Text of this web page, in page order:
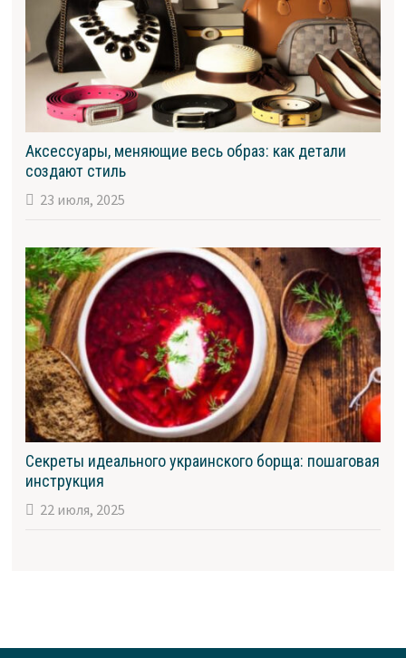
Аксессуары, меняющие весь образ: как детали
создают стиль
23 июля, 2025
Секреты идеального украинского борща: пошаговая
инструкция
22 июля, 2025